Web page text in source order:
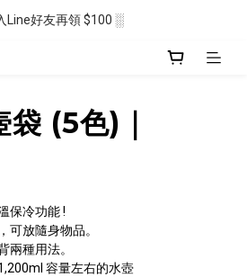
會員註冊送 $50 ░
(5色)｜
保冷功能 !
可放隨身物品。
兩種用法。
容量左右的水壺